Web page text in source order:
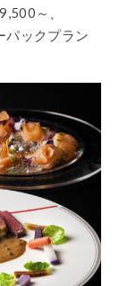
～、
ックプラン